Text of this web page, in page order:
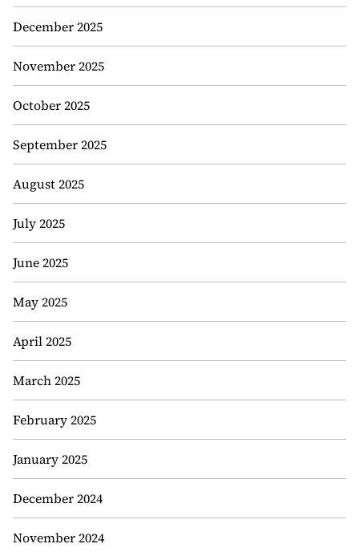
December 2025
November 2025
October 2025
September 2025
August 2025
July 2025
June 2025
May 2025
April 2025
March 2025
February 2025
January 2025
December 2024
November 2024